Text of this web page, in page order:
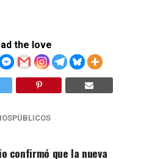
the love
confirmó que la nueva